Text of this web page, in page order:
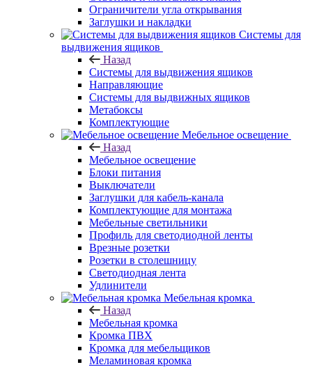
Ограничители угла открывания
Заглушки и накладки
Системы для
выдвижения ящиков
Назад
Системы для выдвижения ящиков
Направляющие
Системы для выдвижных ящиков
Метабоксы
Комплектующие
Мебельное освещение
Назад
Мебельное освещение
Блоки питания
Выключатели
Заглушки для кабель-канала
Комплектующие для монтажа
Мебельные светильники
Профиль для светодиодной ленты
Врезные розетки
Розетки в столешницу
Светодиодная лента
Удлинители
Мебельная кромка
Назад
Мебельная кромка
Кромка ПВХ
Кромка для мебельщиков
Меламиновая кромка